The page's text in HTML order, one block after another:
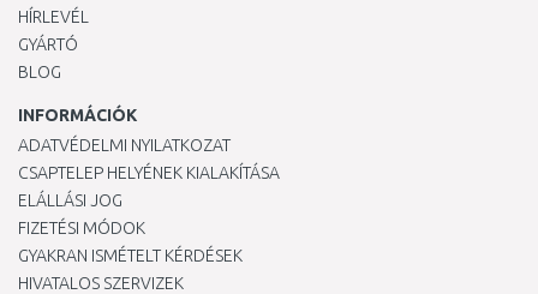
HÍRLEVÉL
GYÁRTÓ
BLOG
INFORMÁCIÓK
ADATVÉDELMI NYILATKOZAT
CSAPTELEP HELYÉNEK KIALAKÍTÁSA
ELÁLLÁSI JOG
FIZETÉSI MÓDOK
GYAKRAN ISMÉTELT KÉRDÉSEK
HIVATALOS SZERVIZEK